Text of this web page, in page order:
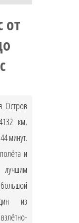
от
Остров
км,
минут.
и
из